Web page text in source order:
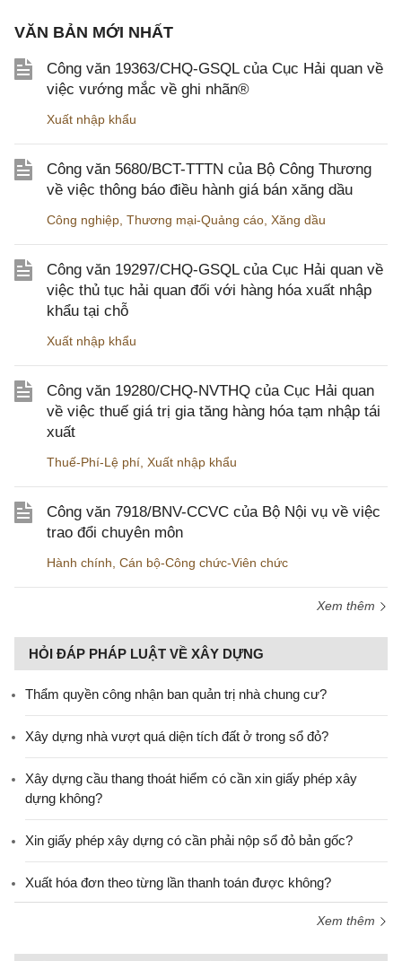
VĂN BẢN MỚI NHẤT
Công văn 19363/CHQ-GSQL của Cục Hải quan về
việc vướng mắc về ghi nhãn®
Xuất nhập khẩu
Công văn 5680/BCT-TTTN của Bộ Công Thương
về việc thông báo điều hành giá bán xăng dầu
Công nghiệp Thương mại-Quảng cáo Xăng dầu
Công văn 19297/CHQ-GSQL của Cục Hải quan về
việc thủ tục hải quan đối với hàng hóa xuất nhập
khẩu tại chỗ
Xuất nhập khẩu
Công văn 19280/CHQ-NVTHQ của Cục Hải quan
về việc thuế giá trị gia tăng hàng hóa tạm nhập tái
xuất
Thuế-Phí-Lệ phí Xuất nhập khẩu
Công văn 7918/BNV-CCVC của Bộ Nội vụ về việc
trao đổi chuyên môn
Hành chính Cán bộ-Công chức-Viên chức
Xem thêm
HỎI ĐÁP PHÁP LUẬT VỀ XÂY DỰNG
Thẩm quyền công nhận ban quản trị nhà chung cư?
Xây dựng nhà vượt quá diện tích đất ở trong sổ đỏ?
Xây dựng cầu thang thoát hiểm có cần xin giấy phép xây
dựng không?
Xin giấy phép xây dựng có cần phải nộp sổ đỏ bản gốc?
Xuất hóa đơn theo từng lần thanh toán được không?
Xem thêm